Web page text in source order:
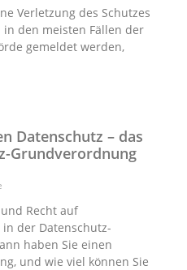
Verletzung des Schutzes
den meisten Fällen der
gemeldet werden,
Datenschutz – das
Grundverordnung
Recht auf
in der Datenschutz-
haben Sie einen
und wie viel können Sie